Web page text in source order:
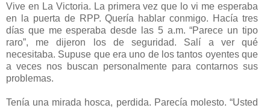
Vive en La Victoria. La primera vez que lo vi me esperaba
en la puerta de RPP. Quería hablar conmigo. Hacía tres
días que me esperaba desde las 5 a.m. “Parece un tipo
raro”, me dijeron los de seguridad. Salí a ver qué
necesitaba. Supuse que era uno de los tantos oyentes que
a veces nos buscan personalmente para contarnos sus
problemas.
Tenía una mirada hosca, perdida. Parecía molesto. “Usted